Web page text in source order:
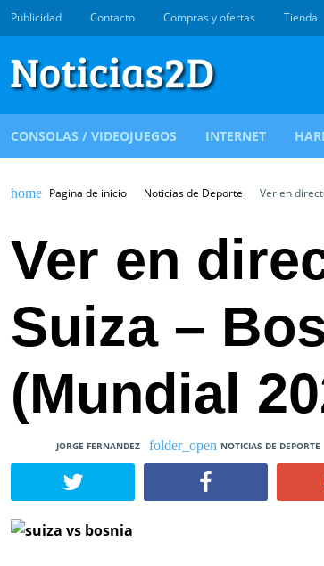
Publicidad Contacto Compras y ofertas Tienda
CONSOLAS / VIDEOJUEGOS INTERNET
Pagina de inicio Noticias de Deporte Ver en
Ver en
Suiza –
(Mundial
JORGE FERNANDEZ NOTICIAS DE DEPORTE